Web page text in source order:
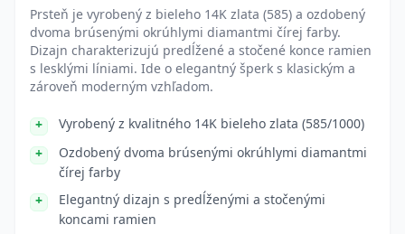
Prsteň je vyrobený z bieleho 14K zlata (585) a ozdobený
dvoma brúsenými okrúhlymi diamantmi čírej farby.
Dizajn charakterizujú predĺžené a stočené konce ramien
s lesklými líniami. Ide o elegantný šperk s klasickým a
zároveň moderným vzhľadom.
Vyrobený z kvalitného 14K bieleho zlata (585/1000)
Ozdobený dvoma brúsenými okrúhlymi diamantmi
čírej farby
Elegantný dizajn s predĺženými a stočenými
koncami ramien